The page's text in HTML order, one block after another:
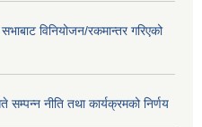
विनियोजन/रकमान्तर गरिएको
नीति तथा कार्यक्रमको निर्णय